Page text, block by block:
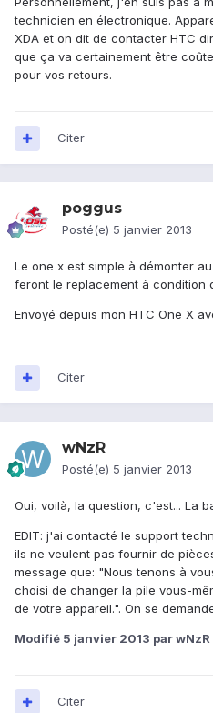
technicien en électronique.
XDA et on dit de contacter HTC
que ça va certainement être
pour vos retours.
Citer
poggus
Posté(e) 5 janvier 2013
Le one x est simple à démonter
feront le replacement à condition
Envoyé depuis mon HTC One X
Citer
wNzR
Posté(e) 5 janvier 2013
Oui, voilà, la question, c'est... La
EDIT: j'ai contacté le support
ils ne veulent pas fournir de
message que: "Nous tenons à
choisi de changer la pile vous-
de votre appareil.". On se
Modifié 5 janvier 2013 par wNzR
Citer